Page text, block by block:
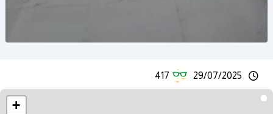
29/07/2025
417
+